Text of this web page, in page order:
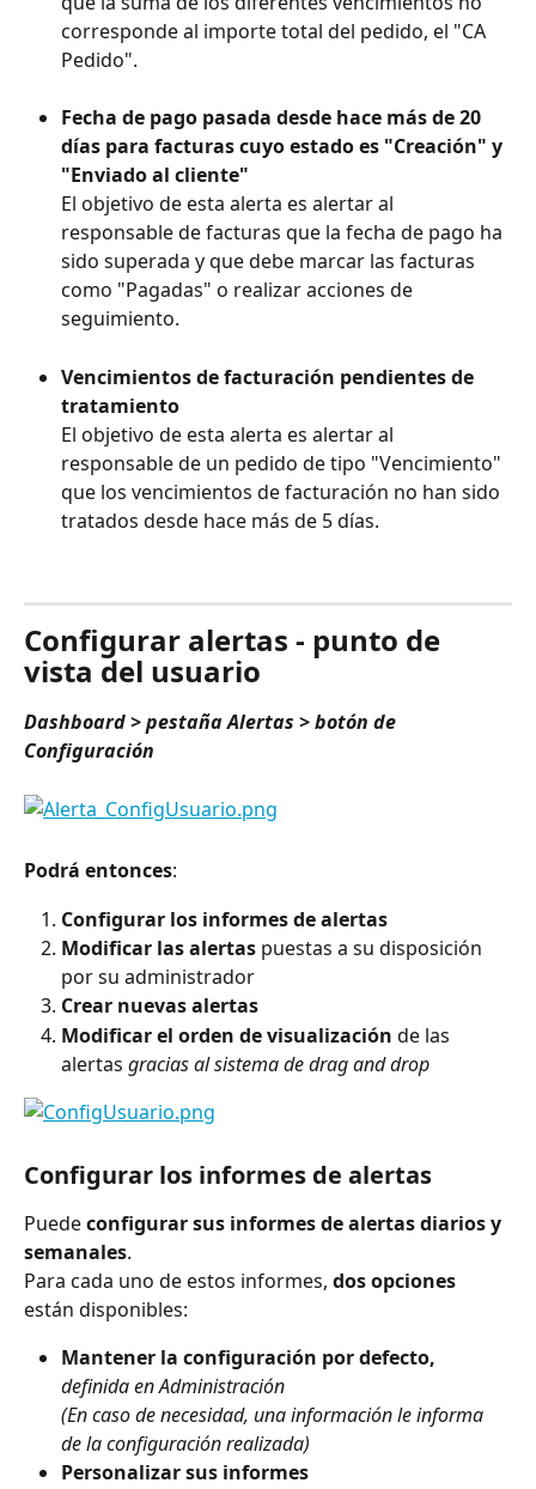
corresponde al importe total del pedido, el "CA
Pedido".
Fecha de pago pasada desde hace más de 20
días para facturas cuyo estado es "Creación" y
"Enviado al cliente"
El objetivo de esta alerta es alertar al
responsable de facturas que la fecha de pago ha
sido superada y que debe marcar las facturas
como "Pagadas" o realizar acciones de
seguimiento.
Vencimientos de facturación pendientes de
tratamiento
El objetivo de esta alerta es alertar al
responsable de un pedido de tipo "Vencimiento"
que los vencimientos de facturación no han sido
tratados desde hace más de 5 días.
Configurar alertas - punto de
vista del usuario
Dashboard > pestaña Alertas > botón de
Configuración
Podrá entonces:
Configurar los informes de alertas
Modificar las alertas puestas a su disposición
por su administrador
Crear nuevas alertas
Modificar el orden de visualización de las
alertas gracias al sistema de drag and drop
Configurar los informes de alertas
Puede configurar sus informes de alertas diarios y
semanales.
Para cada uno de estos informes, dos opciones
están disponibles:
Mantener la configuración por defecto,
definida en Administración
(En caso de necesidad, una información le informa
de la configuración realizada)
Personalizar sus informes